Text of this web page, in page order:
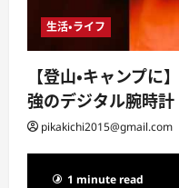
生活・ライフ
【登山・キャンプ
強のデジタル腕時計
pikakichi2015@gmail.com
1 minute read